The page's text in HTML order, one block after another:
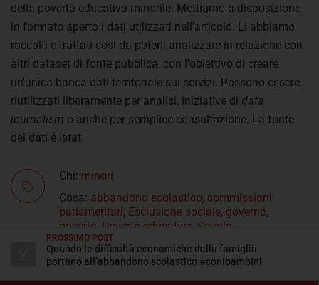
PROSSIMO POST
Quando le difficoltà economiche della famiglia
portano all’abbandono scolastico #conibambini
della povertà educativa minorile. Mettiamo a disposizione
in formato aperto i dati utilizzati nell'articolo. Li abbiamo
raccolti e trattati così da poterli analizzare in relazione con
altri dataset di fonte pubblica, con l'obiettivo di creare
un'unica banca dati territoriale sui servizi. Possono essere
riutilizzati liberamente per analisi, iniziative di data
journalism o anche per semplice consultazione. La fonte
dei dati è Istat.
Chi: minori
Cosa: abbandono scolastico, commissioni
parlamentari, Esclusione sociale, governo,
povertà Povertà educativa Scuola
Dove:Agrigento,Arezzo,Avellino,Cagliari
Firenze,Grosseto, Imperia,La Spezia,Lazio